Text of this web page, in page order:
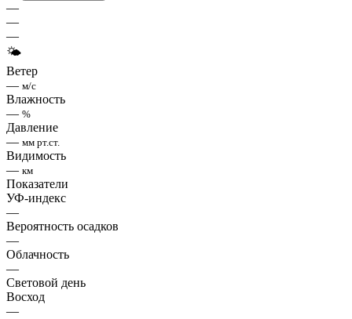
—
—
—
🌤
Ветер
— м/с
Влажность
— %
Давление
— мм рт.ст.
Видимость
— км
Показатели
УФ-индекс
—
Вероятность осадков
—
Облачность
—
Световой день
Восход
—